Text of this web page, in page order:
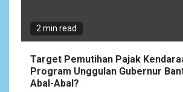
2 min read
Target Pemutihan Pajak
Program Unggulan Gubernur
Abal-Abal?